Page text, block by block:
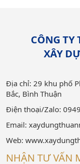
CÔNG TY
XÂY
Địa chỉ: 29 khu phố
Bắc, Bình Thuận
Điện thoại/Zalo:
Email:
Web:
NHẬN TƯ VẤN